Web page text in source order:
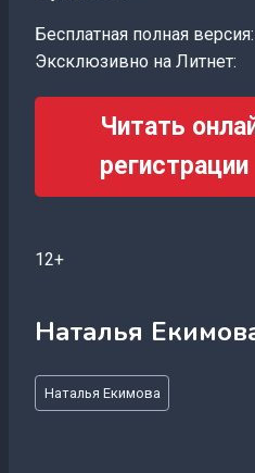
Бесплатная полная
Эксклюзивно на Литнет:
Читать
регистрации
12+
Наталья
Метки
записи:
Наталья Екимова